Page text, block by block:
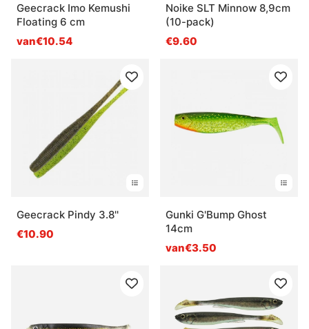
Geecrack Imo Kemushi
Floating 6 cm
van€10.54
Noike SLT Minnow 8,9cm
(10-pack)
€9.60
Geecrack Pindy 3.8''
€10.90
Gunki G'Bump Ghost
14cm
van€3.50